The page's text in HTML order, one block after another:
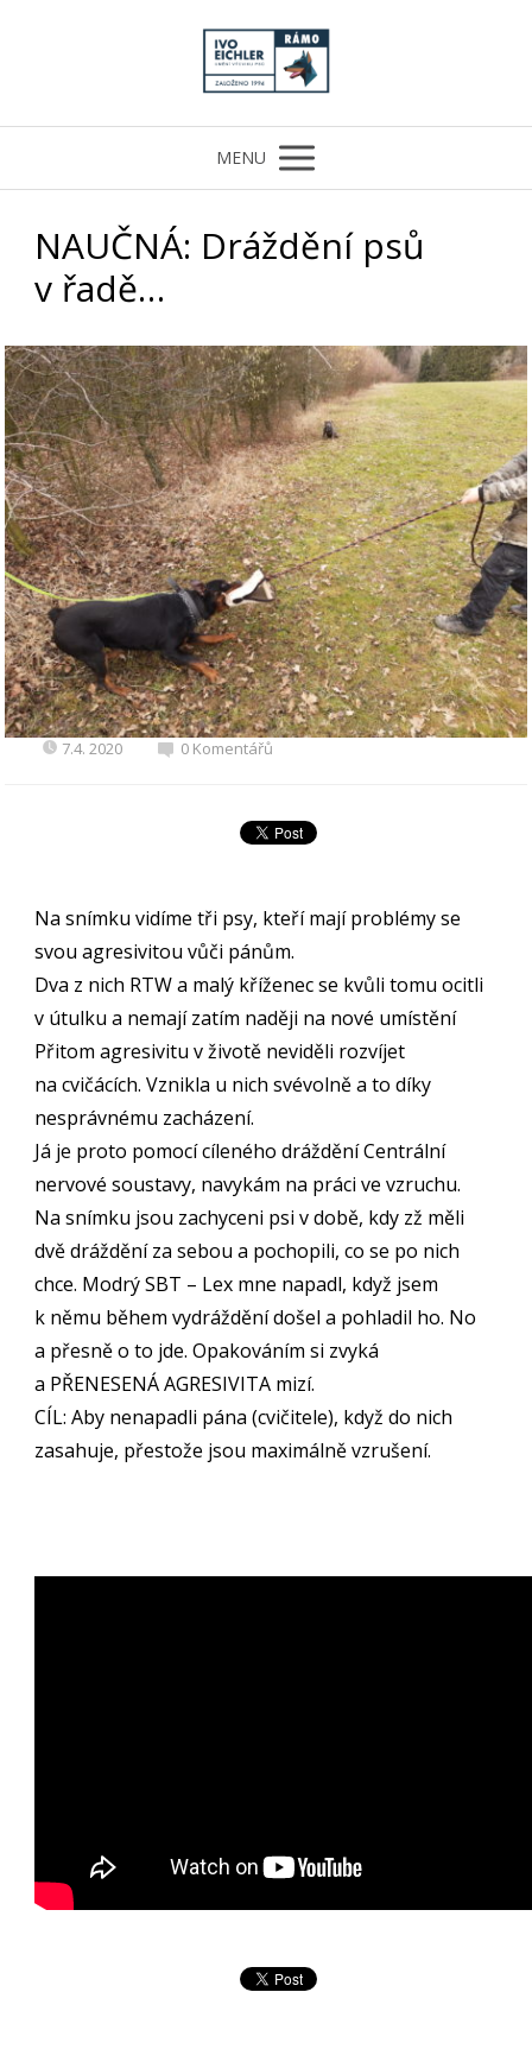
MENU
NAUČNÁ: Dráždění psů
v řadě…
7.4. 2020 0 Komentářů
Na snímku vidíme tři psy, kteří mají problémy se
svou agresivitou vůči pánům.
Dva z nich RTW a malý kříženec se kvůli tomu ocitli
v útulku a nemají zatím naději na nové umístění
Přitom agresivitu v životě neviděli rozvíjet
na cvičácích. Vznikla u nich svévolně a to díky
nesprávnému zacházení.
Já je proto pomocí cíleného dráždění Centrální
nervové soustavy, navykám na práci ve vzruchu.
Na snímku jsou zachyceni psi v době, kdy zž měli
dvě dráždění za sebou a pochopili, co se po nich
chce. Modrý SBT – Lex mne napadl, když jsem
k němu během vydráždění došel a pohladil ho. No
a přesně o to jde. Opakováním si zvyká
a PŘENESENÁ AGRESIVITA mizí.
CÍL: Aby nenapadli pána (cvičitele), když do nich
zasahuje, přestože jsou maximálně vzrušení.